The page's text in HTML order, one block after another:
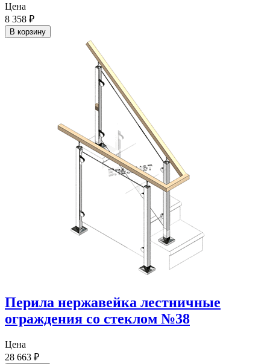
Цена
8 358 ₽
В корзину
Перила нержавейка лестничные
ограждения со стеклом №38
Цена
28 663 ₽